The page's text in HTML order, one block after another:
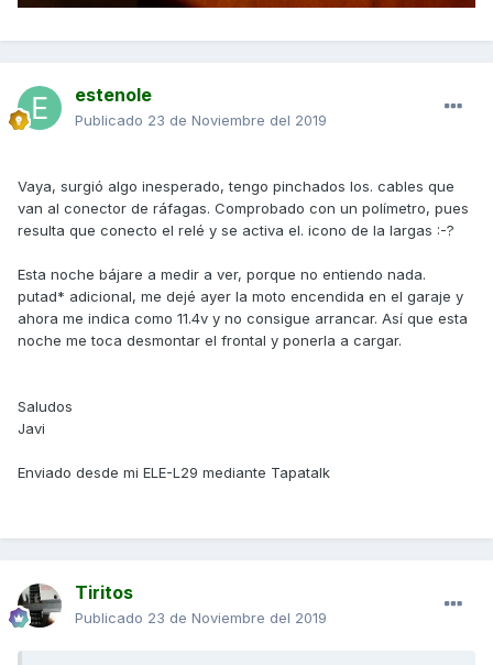
estenole
Publicado 23 de Noviembre del 2019
Vaya, surgió algo inesperado, tengo pinchados los. cables que
van al conector de ráfagas. Comprobado con un polímetro, pues
resulta que conecto el relé y se activa el. icono de la largas :-?
Esta noche bájare a medir a ver, porque no entiendo nada.
putad* adicional, me dejé ayer la moto encendida en el garaje y
ahora me indica como 11.4v y no consigue arrancar. Así que esta
noche me toca desmontar el frontal y ponerla a cargar.
Saludos
Javi
Enviado desde mi ELE-L29 mediante Tapatalk
Tiritos
Publicado 23 de Noviembre del 2019